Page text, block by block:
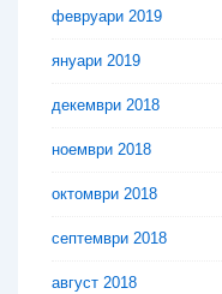
февруари 2019
януари 2019
декември 2018
ноември 2018
октомври 2018
септември 2018
август 2018